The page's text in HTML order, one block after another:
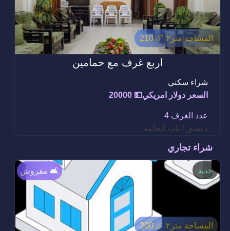
اربع غرف مع حمامين
شراء سكني
السعر دولار امريكي💵 20000
المساحة متر٢ 📏 210
عدد الغرف 4
دمشق / باب الجابية
شراء تجاري
مفروش 🛋️
المساحة متر٢ 📏 200
جديد